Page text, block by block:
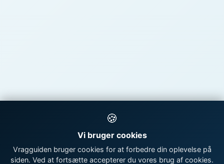
🍪
Vi bruger cookies
Vragguiden bruger cookies for at forbedre din oplevelse på
siden. Ved at fortsætte accepterer du vores brug af cookies.